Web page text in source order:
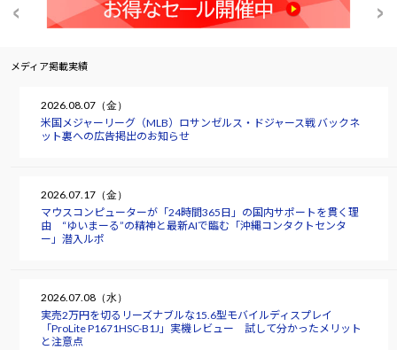
メディア掲載実績
2026.08.07（金）
米国メジャーリーグ（MLB）ロサンゼルス・ドジャース戦 バックネ
ット裏への広告掲出のお知らせ
2026.07.17（金）
マウスコンピューターが「24時間365日」の国内サポートを貫く理
由 “ゆいまーる”の精神と最新AIで臨む「沖縄コンタクトセンタ
ー」潜入ルポ
2026.07.08（水）
実売2万円を切るリーズナブルな15.6型モバイルディスプレイ
「ProLite P1671HSC-B1J」実機レビュー 試して分かったメリット
と注意点